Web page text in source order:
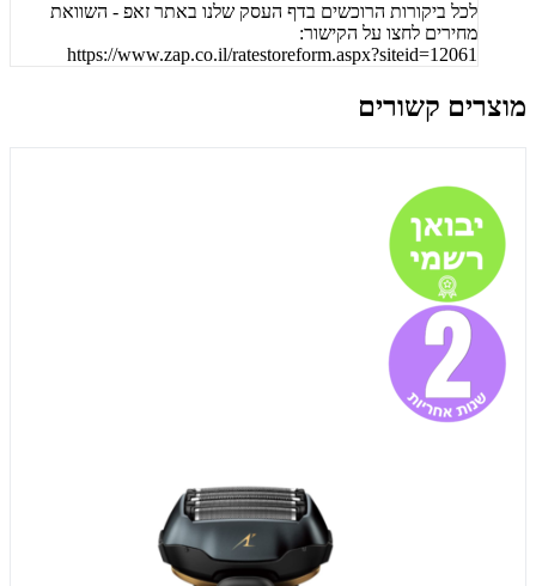
לכל ביקורות הרוכשים בדף העסק שלנו באתר זאפ - השוואת
מחירים לחצו על הקישור:
https://www.zap.co.il/ratestoreform.aspx?siteid=12061
מוצרים קשורים